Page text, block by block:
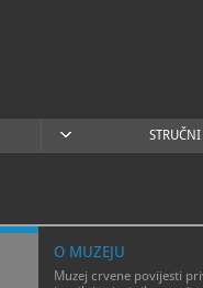
O MUZEJU
Muzej crvene povijesti